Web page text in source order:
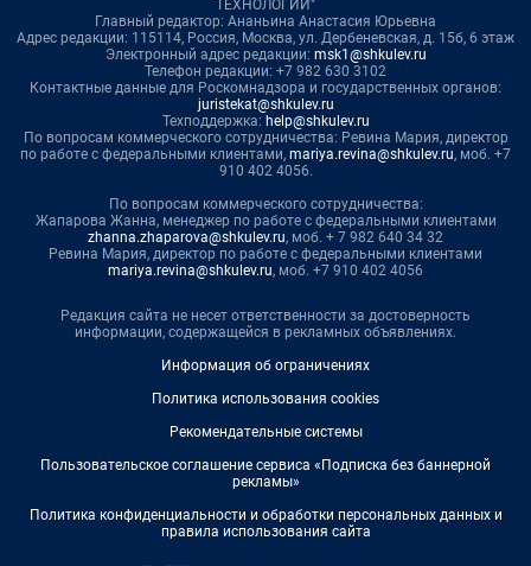
ТЕХНОЛОГИИ"
Главный редактор: Ананьина Анастасия Юрьевна
Адрес редакции: 115114, Россия, Москва, ул. Дербеневская, д. 15б, 6 этаж
Электронный адрес редакции: msk1@shkulev.ru
Телефон редакции: +7 982 630 3102
Контактные данные для Роскомнадзора и государственных органов:
juristekat@shkulev.ru
Техподдержка: help@shkulev.ru
По вопросам коммерческого сотрудничества: Ревина Мария, директор
по работе с федеральными клиентами, mariya.revina@shkulev.ru, моб. +7
910 402 4056.
По вопросам коммерческого сотрудничества:
Жапарова Жанна, менеджер по работе с федеральными клиентами
zhanna.zhaparova@shkulev.ru, моб. + 7 982 640 34 32
Ревина Мария, директор по работе с федеральными клиентами
mariya.revina@shkulev.ru, моб. +7 910 402 4056
Редакция сайта не несет ответственности за достоверность
информации, содержащейся в рекламных объявлениях.
Информация об ограничениях
Политика использования cookies
Рекомендательные системы
Пользовательское соглашение сервиса «Подписка без баннерной
рекламы»
Политика конфиденциальности и обработки персональных данных и
правила использования сайта